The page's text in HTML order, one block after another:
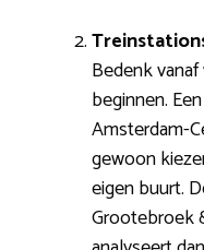
Bedenk
beginnen.
Amsterdam-
gewoon
eigen buurt.
Grootebroek